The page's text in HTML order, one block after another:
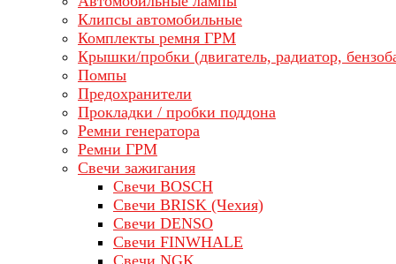
Клипсы автомобильные
Комплекты ремня ГРМ
Крышки/пробки (двигатель, радиатор,
Помпы
Предохранители
Прокладки / пробки поддона
Ремни генератора
Ремни ГРМ
Свечи зажигания
Свечи BOSCH
Свечи BRISK (Чехия)
Свечи DENSO
Свечи FINWHALE
Свечи NGK